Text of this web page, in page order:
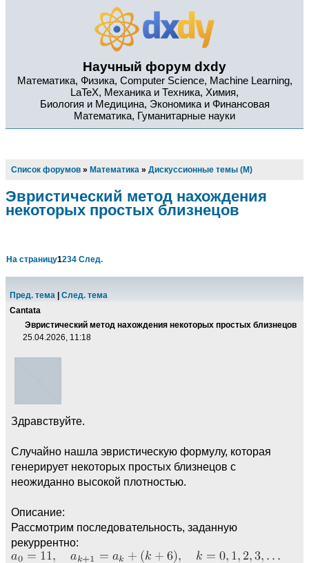
Научный форум dxdy
Математика, Физика, Computer Science, Machine Learning,
LaTeX, Механика и Техника, Химия,
Биология и Медицина, Экономика и Финансовая
Математика, Гуманитарные науки
Список форумов » Математика » Дискуссионные темы (М)
Эвристический метод нахождения
некоторых простых близнецов
На страницу1234 След.
Пред. тема
След. тема
Cantata
Эвристический метод нахождения некоторых простых близнецов
25.04.2026, 11:18
Здравствуйте.
Случайно нашла эвристическую формулу, которая
генерирует некоторых простых близнецов с
неожиданно высокой плотностью.
Описание:
Рассмотрим последовательность, заданную
рекуррентно: